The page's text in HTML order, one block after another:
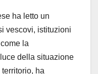
ha letto un
vescovi, istituzioni
la
della situazione
ha